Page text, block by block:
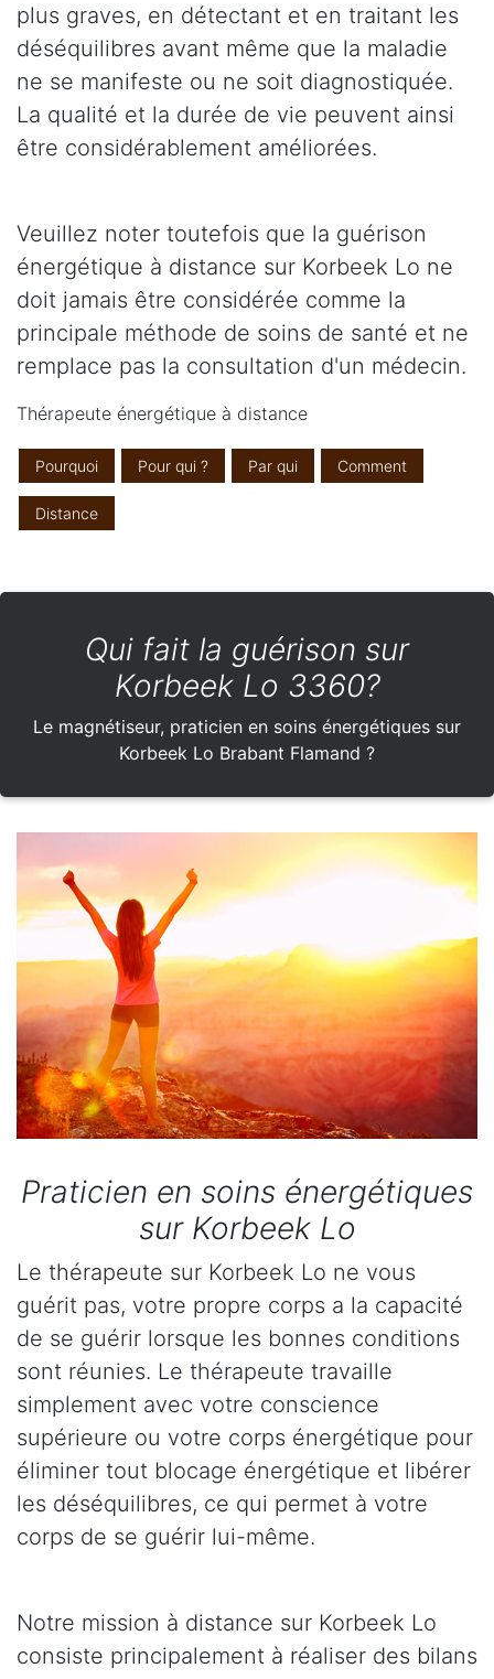
plus graves, en détectant et en traitant les
déséquilibres avant même que la maladie
ne se manifeste ou ne soit diagnostiquée.
La qualité et la durée de vie peuvent ainsi
être considérablement améliorées.
Veuillez noter toutefois que la guérison
énergétique à distance sur Korbeek Lo ne
doit jamais être considérée comme la
principale méthode de soins de santé et ne
remplace pas la consultation d'un médecin.
Thérapeute énergétique à distance
Pourquoi Pour qui ? Par qui Comment
Distance
Qui fait la guérison sur
Korbeek Lo 3360?
Le magnétiseur, praticien en soins énergétiques sur
Korbeek Lo Brabant Flamand ?
Praticien en soins énergétiques
sur Korbeek Lo
Le thérapeute sur Korbeek Lo ne vous
guérit pas, votre propre corps a la capacité
de se guérir lorsque les bonnes conditions
sont réunies. Le thérapeute travaille
simplement avec votre conscience
supérieure ou votre corps énergétique pour
éliminer tout blocage énergétique et libérer
les déséquilibres, ce qui permet à votre
corps de se guérir lui-même.
Notre mission à distance sur Korbeek Lo
consiste principalement à réaliser des bilans